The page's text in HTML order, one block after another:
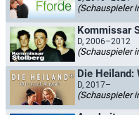
(Schauspieler
Kommissar
D, 2006–2012
(Schauspieler
Die Heiland:
D, 2017–
(Schauspieler